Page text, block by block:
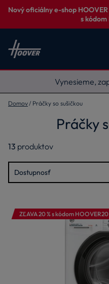
Nový oficiálny e-shop
s kódom
Vynesieme,
Domov Práčky so sušičkou
Práčky
13 produktov
ZĽAVA 20 % s kódom HOOVER20